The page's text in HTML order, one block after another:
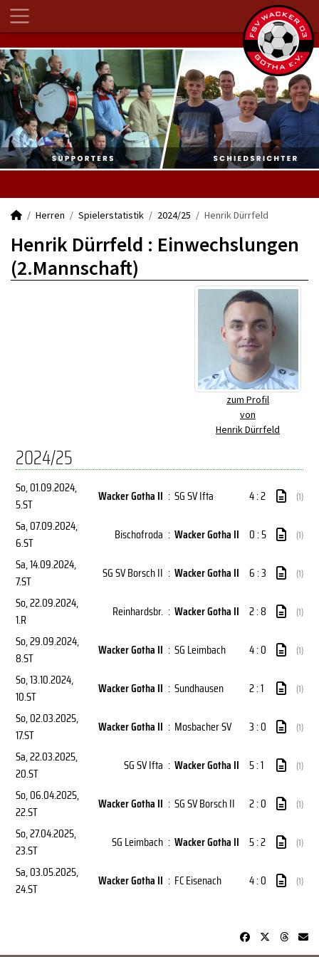
Herren Spielerstatistik 2024/25 Henrik Dürrfeld
Henrik Dürrfeld : Einwechslungen
(2.Mannschaft)
zum Profil
von
Henrik Dürrfeld
2024/25
So, 01.09.2024,
5.ST
Wacker Gotha II : SG SV Ifta 4 : 2 (1)
Sa, 07.09.2024,
6.ST
Bischofroda : Wacker Gotha II 0 : 5 (1)
Sa, 14.09.2024,
7.ST
SG SV Borsch II : Wacker Gotha II 6 : 3 (1)
So, 22.09.2024,
1.R
Reinhardsbr. : Wacker Gotha II 2 : 8 (1)
So, 29.09.2024,
8.ST
Wacker Gotha II : SG Leimbach 4 : 0 (1)
So, 13.10.2024,
10.ST
Wacker Gotha II : Sundhausen 2 : 1 (1)
So, 02.03.2025,
17.ST
Wacker Gotha II : Mosbacher SV 3 : 0 (1)
Sa, 22.03.2025,
20.ST
SG SV Ifta : Wacker Gotha II 5 : 1 (1)
So, 06.04.2025,
22.ST
Wacker Gotha II : SG SV Borsch II 2 : 0 (1)
So, 27.04.2025,
23.ST
SG Leimbach : Wacker Gotha II 5 : 2 (1)
Sa, 03.05.2025,
24.ST
Wacker Gotha II : FC Eisenach 4 : 0 (1)